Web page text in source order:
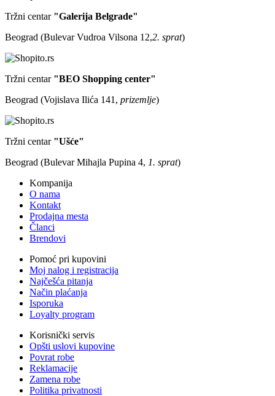
Tržni centar "Galerija Belgrade"
Beograd (Bulevar Vudroa Vilsona 12,2. sprat)
Tržni centar "BEO Shopping center"
Beograd (Vojislava Ilića 141, prizemlje)
Tržni centar "Ušće"
Beograd (Bulevar Mihajla Pupina 4, 1. sprat)
Kompanija
O nama
Kontakt
Prodajna mesta
Članci
Brendovi
Pomoć pri kupovini
Moj nalog i registracija
Najčešća pitanja
Način plaćanja
Isporuka
Loyalty program
Korisnički servis
Opšti uslovi kupovine
Povrat robe
Reklamacije
Zamena robe
Politika privatnosti